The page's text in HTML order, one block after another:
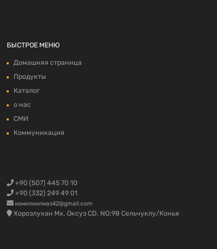
БЫСТРОЕ МЕНЮ
Домашняя страница
Продукты
Каталог
о нас
СМИ
Коммуникация
+90 (507) 445 70 10
+90 (332) 249 49 01
камилиилмаз42@gmail.com
Хорозлухан Мх. Оксуз CD. NO:98 Сельчуклу/Конья